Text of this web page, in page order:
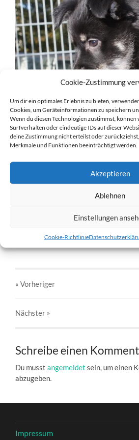
Cookie-Zustimmung
Um dir ein optimales Erlebnis zu bieten,
Cookies, um Geräteinformationen zu speichern
Wenn du diesen Technologien zustimmst, können
Surfverhalten oder eindeutige IDs auf dieser
deine Zustimmung nicht erteilst oder
Merkmale und Funktionen beeinträchtigt werden.
Akzeptieren
Ablehnen
Einstellungen
Cookie-Richtlinie
« Vorheriger
Nächster »
Schreibe einen
Du musstangemeldet sein, um einen
abzugeben.
Impressum